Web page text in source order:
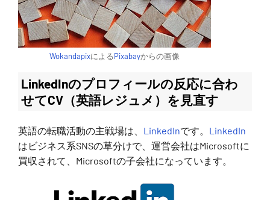
WokandapixによるPixabayからの画像
LinkedInのプロフィールの反応に合わ
せてCV（英語レジュメ）を見直す
英語の転職活動の主戦場は、 LinkedInです。 LinkedIn
はビジネス系SNSの草分けで、運営会社はMicrosoftに
買収されて、Microsoftの子会社になっています。